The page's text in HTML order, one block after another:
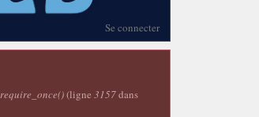
Se connecter
require_once()(ligne 3157dans